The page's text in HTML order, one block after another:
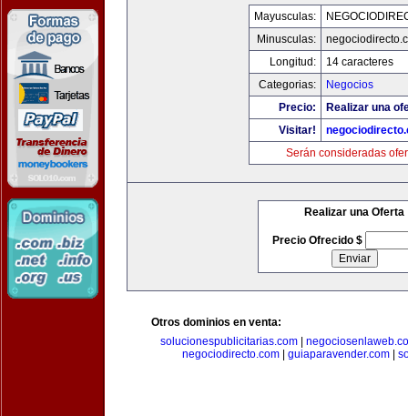
Mayusculas:
Minusculas:
Longitud:
14 caracteres
Categorias:
Negocios
Precio:
Realizar una
Visitar!
Serán consideradas
Realizar una Oferta
Precio Ofrecido $
Otros dominios en venta:
solucionespublicitarias.com
negociodirecto.com| guiaparavender.com|